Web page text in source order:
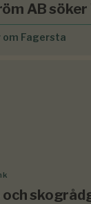
AB
om Fagersta